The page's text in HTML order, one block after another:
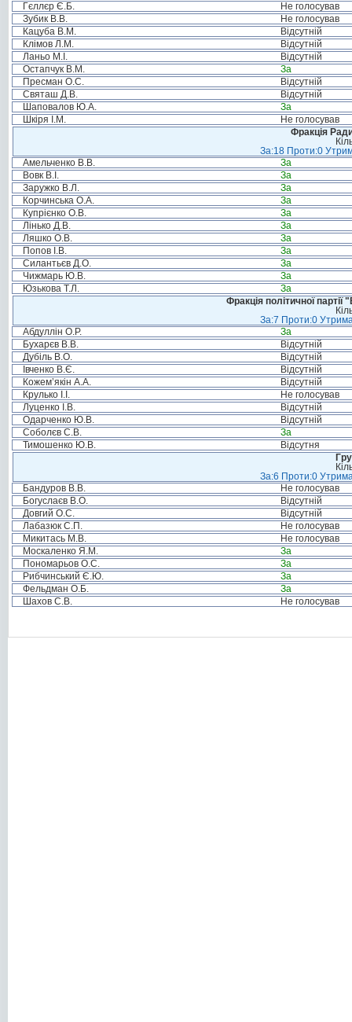
Гєллєр Є.Б.
Не голосував
Зубик В.В.
Не голосував
Кацуба В.М.
Відсутній
Клімов Л.М.
Відсутній
Ланьо М.І.
Відсутній
Остапчук В.М.
За
Пресман О.С.
Відсутній
Святаш Д.В.
Відсутній
Шаповалов Ю.А.
За
Шкіря І.М.
Не голосував
Фракція
За:18 Проти:0
Амельченко В.В.
За
Вовк В.І.
За
Заружко В.Л.
За
Корчинська О.А.
За
Купрієнко О.В.
За
Лінько Д.В.
За
Ляшко О.В.
За
Попов І.В.
За
Силантьєв Д.О.
За
Чижмарь Ю.В.
За
Юзькова Т.Л.
За
Фракція політичної
За:7 Проти:0
Абдуллін О.Р.
За
Бухарєв В.В.
Відсутній
Дубіль В.О.
Відсутній
Івченко В.Є.
Відсутній
Кожем’якін А.А.
Відсутній
Крулько І.І.
Не голосував
Луценко І.В.
Відсутній
Одарченко Ю.В.
Відсутній
Соболєв С.В.
За
Тимошенко Ю.В.
Відсутня
За:6 Проти:0
Бандуров В.В.
Не голосував
Богуслаєв В.О.
Відсутній
Довгий О.С.
Відсутній
Лабазюк С.П.
Не голосував
Микитась М.В.
Не голосував
Москаленко Я.М.
За
Пономарьов О.С.
За
Рибчинський Є.Ю.
За
Фельдман О.Б.
За
Шахов С.В.
Не голосував